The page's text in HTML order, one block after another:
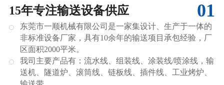
01
15年专注输送设备供应
东莞市一顺机械有限公司是一家集设计、生产于一体的
非标准设备厂家，具有10余年的输送项目承包经验，厂
区面积2000平米。
我司主要产品有：流水线、组装线、涂装线/喷涂线，输
送机、隧道炉、滚筒线、链板线、插件线、工业烤炉、